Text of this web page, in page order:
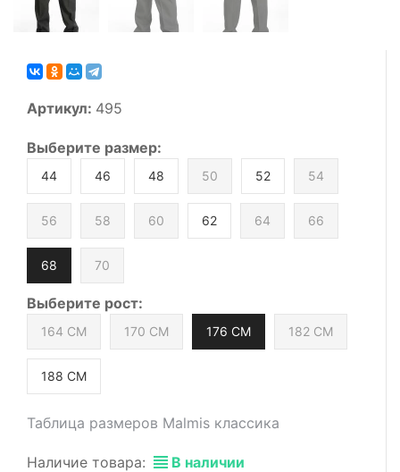
Артикул: 495
Выберите размер:
44 46 48 50 52 54
56 58 60 62 64 66
68 70
Выберите рост:
164 СМ 170 СМ 176 СМ 182 СМ
188 СМ
Таблица размеров Malmis классика
Наличие товара: В наличии